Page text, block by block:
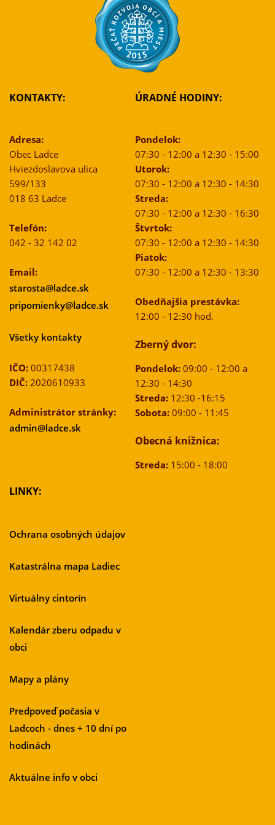
KONTAKTY:
Adresa:
Obec Ladce
Hviezdoslavova ulica
599/133
018 63 Ladce
Telefón:
042 - 32 142 02
Email:
starosta@ladce.sk
pripomienky@ladce.sk
Všetky kontakty
IČO: 00317438
DIČ: 2020610933
Administrátor stránky:
admin@ladce.sk
ÚRADNÉ HODINY:
Pondelok:
07:30 - 12:00 a 12:30 - 15:00
Utorok:
07:30 - 12:00 a 12:30 - 14:30
Streda:
07:30 - 12:00 a 12:30 - 16:30
Štvrtok:
07:30 - 12:00 a 12:30 - 14:30
Piatok:
07:30 - 12:00 a 12:30 - 13:30
Obedňajšia prestávka:
12:00 - 12:30 hod.
Zberný dvor:
Pondelok:09:00 - 12:00 a
12:30 - 14:30
Streda:12:30 -16:15
Sobota:09:00 - 11:45
Obecná knižnica:
Streda:15:00 - 18:00
LINKY:
Ochrana osobných údajov
Katastrálna mapa Ladiec
Virtuálny cintorín
Kalendár zberu odpadu v
obci
Mapy a plány
Predpoveď počasia v
Ladcoch - dnes + 10 dní po
hodinách
Aktuálne info v obci